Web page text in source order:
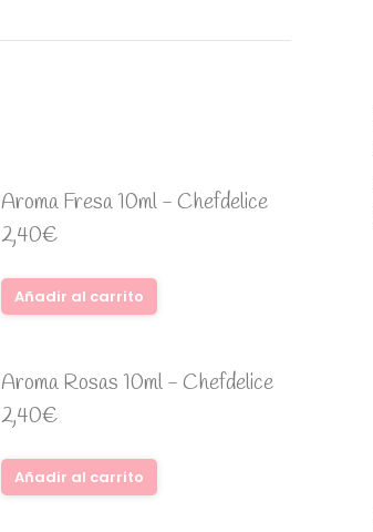
Aroma Fresa 10ml - Chefdelice
2,40€
Añadir al carrito
Aroma Rosas 10ml - Chefdelice
2,40€
Añadir al carrito